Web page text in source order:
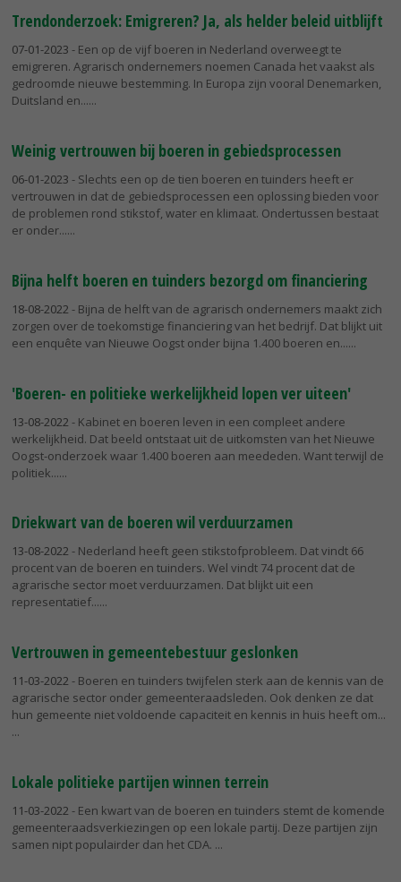
Trendonderzoek: Emigreren? Ja, als helder beleid uitblijft
07-01-2023 - Een op de vijf boeren in Nederland overweegt te
emigreren. Agrarisch ondernemers noemen Canada het vaakst als
gedroomde nieuwe bestemming. In Europa zijn vooral Denemarken,
Duitsland en...
Weinig vertrouwen bij boeren in gebiedsprocessen
06-01-2023 - Slechts een op de tien boeren en tuinders heeft er
vertrouwen in dat de gebiedsprocessen een oplossing bieden voor
de problemen rond stikstof, water en klimaat. Ondertussen bestaat
er onder...
Bijna helft boeren en tuinders bezorgd om financiering
18-08-2022 - Bijna de helft van de agrarisch ondernemers maakt zich
zorgen over de toekomstige financiering van het bedrijf. Dat blijkt uit
een enquête van Nieuwe Oogst onder bijna 1.400 boeren en...
'Boeren- en politieke werkelijkheid lopen ver uiteen'
13-08-2022 - Kabinet en boeren leven in een compleet andere
werkelijkheid. Dat beeld ontstaat uit de uitkomsten van het Nieuwe
Oogst-onderzoek waar 1.400 boeren aan meededen. Want terwijl de
politiek...
Driekwart van de boeren wil verduurzamen
13-08-2022 - Nederland heeft geen stikstofprobleem. Dat vindt 66
procent van de boeren en tuinders. Wel vindt 74 procent dat de
agrarische sector moet verduurzamen. Dat blijkt uit een
representatief...
Vertrouwen in gemeentebestuur geslonken
11-03-2022 - Boeren en tuinders twijfelen sterk aan de kennis van de
agrarische sector onder gemeenteraadsleden. Ook denken ze dat
hun gemeente niet voldoende capaciteit en kennis in huis heeft om...
Lokale politieke partijen winnen terrein
11-03-2022 - Een kwart van de boeren en tuinders stemt de komende
gemeenteraadsverkiezingen op een lokale partij. Deze partijen zijn
samen nipt populairder dan het CDA.